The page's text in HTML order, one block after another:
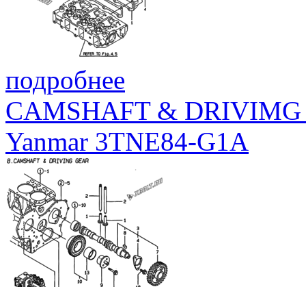
подробнее
CAMSHAFT & DRIVIMG
Yanmar 3TNE84-G1A